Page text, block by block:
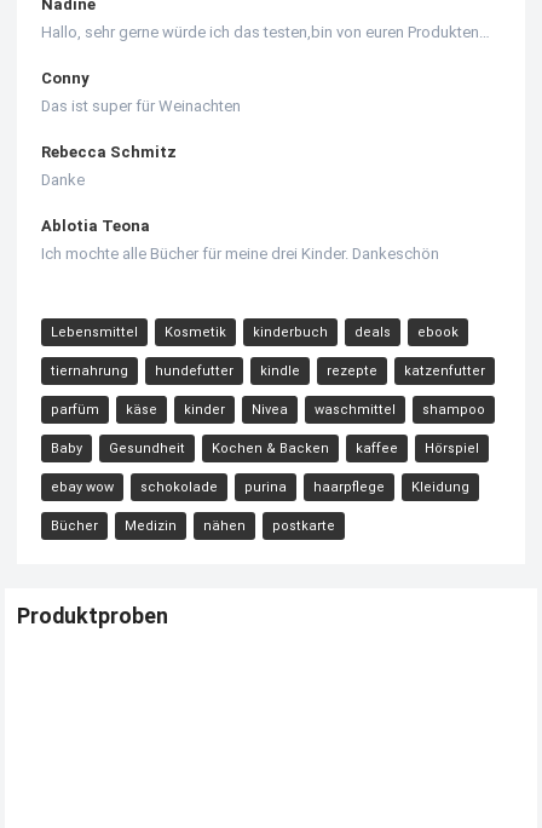
Nadine
Hallo, sehr gerne würde ich das testen,bin von euren Produkten…
Conny
Das ist super für Weinachten
Rebecca Schmitz
Danke
Ablotia Teona
Ich mochte alle Bücher für meine drei Kinder. Dankeschön
Lebensmittel Kosmetik kinderbuch deals ebook
tiernahrung hundefutter kindle rezepte katzenfutter
parfüm käse kinder Nivea waschmittel shampoo
Baby Gesundheit Kochen & Backen kaffee Hörspiel
ebay wow schokolade purina haarpflege Kleidung
Bücher Medizin nähen postkarte
Produktproben